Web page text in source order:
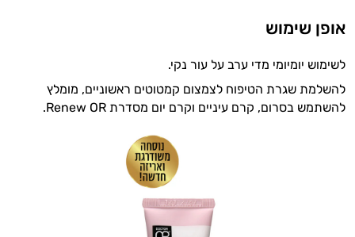
אופן שימוש
לשימוש יומיומי מדי ערב על עור נקי.
להשלמת שגרת הטיפוח לצמצום קמטוטים ראשוניים, מומלץ
להשתמש בסרום, קרם עיניים וקרם יום מסדרת Renew OR.